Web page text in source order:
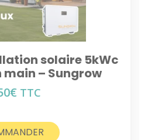
solaire 5kWc
main – Sungrow
€ TTC